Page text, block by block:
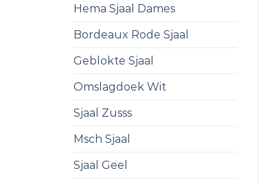
Hema Sjaal Dames
Bordeaux Rode Sjaal
Geblokte Sjaal
Omslagdoek Wit
Sjaal Zusss
Msch Sjaal
Sjaal Geel